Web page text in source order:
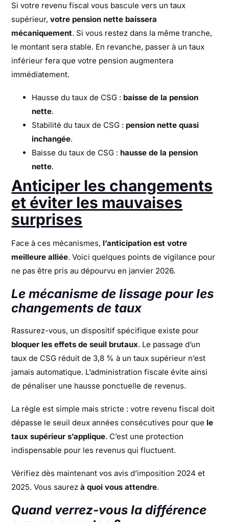
Si votre revenu fiscal vous bascule vers un taux
supérieur,votre pension nette baissera
mécaniquement. Si vous restez dans la même tranche,
le montant sera stable. En revanche, passer à un taux
inférieur fera que votre pension augmentera
immédiatement.
Hausse du taux de CSG : baisse de la pension
nette.
Stabilité du taux de CSG : pension nette quasi
inchangée.
Baisse du taux de CSG : hausse de la pension
nette.
Anticiper les changements
et éviter les mauvaises
surprises
Face à ces mécanismes, l’anticipation est votre
meilleure alliée. Voici quelques points de vigilance pour
ne pas être pris au dépourvu en janvier 2026.
Le mécanisme de lissage pour les
changements de taux
Rassurez-vous, un dispositif spécifique existe pour
bloquer les effets de seuil brutaux. Le passage d’un
taux de CSG réduit de 3,8 % à un taux supérieur n’est
jamais automatique. L’administration fiscale évite ainsi
de pénaliser une hausse ponctuelle de revenus.
La règle est simple mais stricte : votre revenu fiscal doit
dépasse le seuil deux années consécutives pour que le
taux supérieur s’applique. C’est une protection
indispensable pour les revenus qui fluctuent.
Vérifiez dès maintenant vos avis d’imposition 2024 et
2025. Vous saurezà quoi vous attendre.
Quand verrez-vous la différence